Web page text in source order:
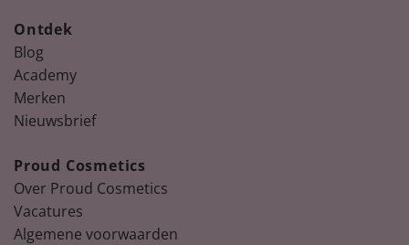
Ontdek
Blog
Academy
Merken
Nieuwsbrief
Proud Cosmetics
Over Proud Cosmetics
Vacatures
Algemene voorwaarden